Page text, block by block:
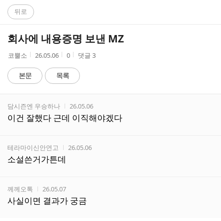
C
A
뒤로
회사에 내용증명 보낸 MZ
작
자
코뿔소
작
시
간
26.05.06
조
수
0 댓글 3
본문 목록
작성자
담시즌엔 우승하나 작성시간
26.05.06
이건 잘했다 근데 이직해야겠다
작성자
테라마이신안연고 작성시간
26.05.06
소설쓴거가튼데
작성자
께께오톡 작성시간
26.05.07
사실이면 결과가 궁금